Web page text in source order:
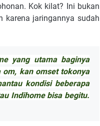
Kok kilat? Ini bukan
karena jaringannya sudah
yang utama baginya
kan omset tokonya
kondisi beberapa
Indihome bisa begitu.